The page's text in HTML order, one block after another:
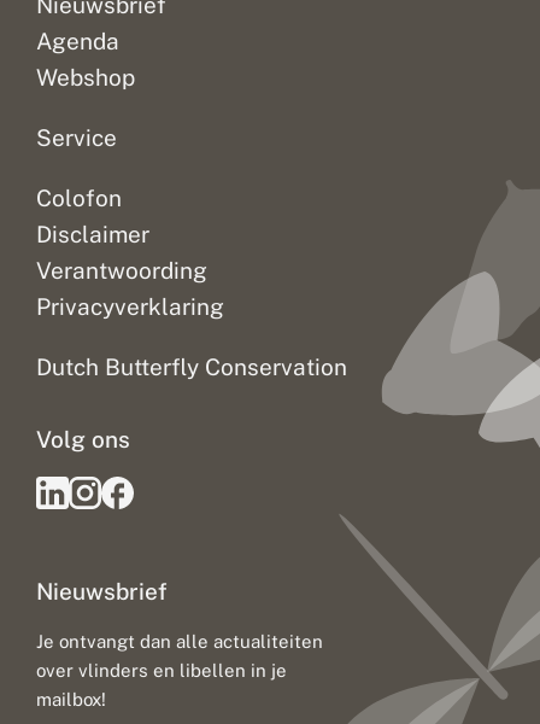
Agenda
Webshop
Service
Colofon
Disclaimer
Verantwoording
Privacyverklaring
Dutch Butterfly Conservation
Nieuwsbrief
Je ontvangt dan alle actualiteiten
over vlinders en libellen in je
mailbox!
Volg ons